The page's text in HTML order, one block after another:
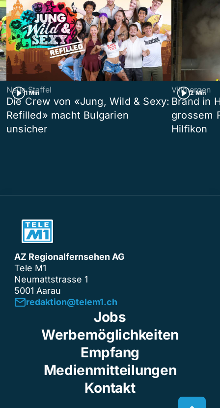
1 Min
Neue Staffel
Die Crew von «Jung, Wild & Sexy:
Refilled» macht Bulgarien
unsicher
2 Min
Villmergen
Brand in
grossem
Hilfikon
AZ Regionalfernsehen AG
Tele M1
Neumattstrasse 1
5001 Aarau
redaktion@telem1.ch
Jobs
Werbemöglichkeiten
Empfang
Medienmitteilungen
Kontakt